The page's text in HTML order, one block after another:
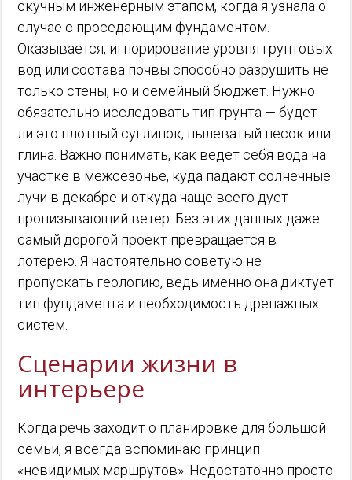
скучным инженерным этапом, когда я узнала о
случае с проседающим фундаментом.
Оказывается, игнорирование уровня грунтовых
вод или состава почвы способно разрушить не
только стены, но и семейный бюджет. Нужно
обязательно исследовать тип грунта — будет
ли это плотный суглинок, пылеватый песок или
глина. Важно понимать, как ведет себя вода на
участке в межсезонье, куда падают солнечные
лучи в декабре и откуда чаще всего дует
пронизывающий ветер. Без этих данных даже
самый дорогой проект превращается в
лотерею. Я настоятельно советую не
пропускать геологию, ведь именно она диктует
тип фундамента и необходимость дренажных
систем.
Сценарии жизни в
интерьере
Когда речь заходит о планировке для большой
семьи, я всегда вспоминаю принцип
«невидимых маршрутов». Недостаточно просто